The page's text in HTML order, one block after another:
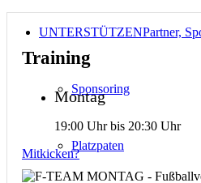
UNTERSTÜTZENPartner,
Sponsoring
Platzpaten
Training
Montag
19:00 Uhr bis 20:30 Uhr
Mitkicken?